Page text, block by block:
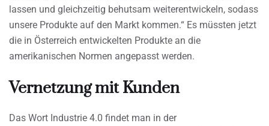
lassen und gleichzeitig behutsam weiterentwickeln, sodass
unsere Produkte auf den Markt kommen.“ Es müssten jetzt
die in Österreich entwickelten Produkte an die
amerikanischen Normen angepasst werden.
Vernetzung mit Kunden
Das Wort Industrie 4.0 findet man in der